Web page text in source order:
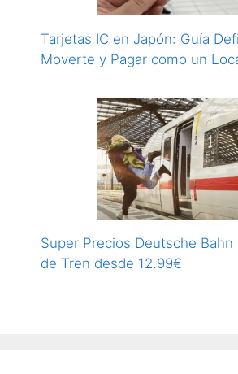
Tarjetas IC en Japón: Guía
Moverte y Pagar como un
Super Precios Deutsche Bahn
de Tren desde 12.99€